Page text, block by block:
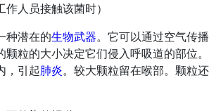
人员接触该菌时）
种潜在的生物武器。它可以通过空气传播
粒的大小决定它们侵入呼吸道的部位。
，引起肺炎。较大颗粒留在喉部。颗粒还